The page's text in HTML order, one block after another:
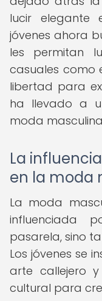
lucir elegante
jóvenes ahora
les permitan
casuales como
libertad para
ha llevado a
moda
La
en la moda
La moda
influenciada
pasarela, sino
Los jóvenes se
arte callejero
cultural para